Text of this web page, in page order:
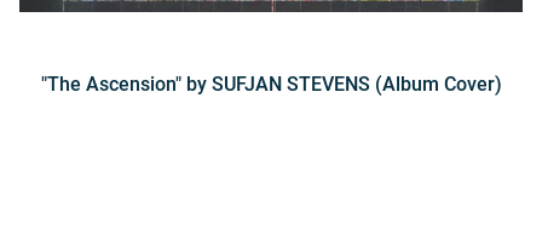
"The Ascension" by SUFJAN STEVENS (Album Cover)